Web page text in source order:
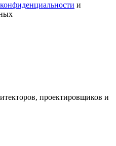
и
проектировщиков и